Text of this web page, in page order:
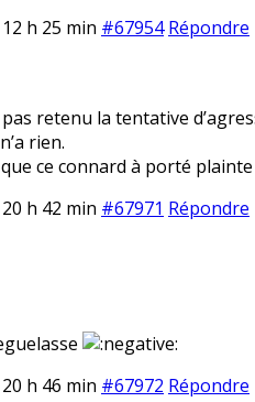
h 25 min #67954 Répondre
retenu la tentative
rien.
que ce connard à porté
h 42 min #67971 Répondre
h 46 min #67972 Répondre